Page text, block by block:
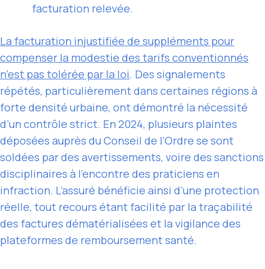
facturation relevée.
La facturation injustifiée de suppléments pour
compenser la modestie des tarifs conventionnés
n’est pas tolérée par la loi. Des signalements
répétés, particulièrement dans certaines régions à
forte densité urbaine, ont démontré la nécessité
d’un contrôle strict. En 2024, plusieurs plaintes
déposées auprès du Conseil de l’Ordre se sont
soldées par des avertissements, voire des sanctions
disciplinaires à l’encontre des praticiens en
infraction. L’assuré bénéficie ainsi d’une protection
réelle, tout recours étant facilité par la traçabilité
des factures dématérialisées et la vigilance des
plateformes de remboursement santé.